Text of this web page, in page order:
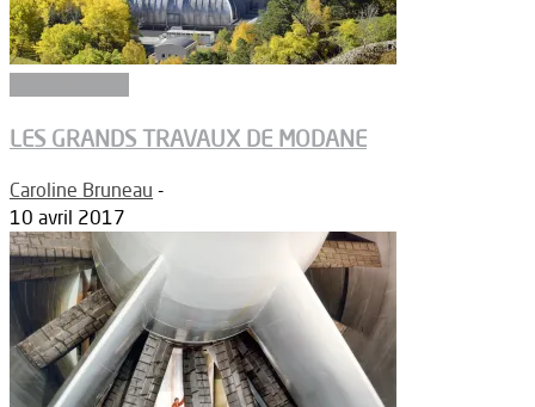
LES GRANDS TRAVAUX DE MODANE
Caroline Bruneau -
10 avril 2017